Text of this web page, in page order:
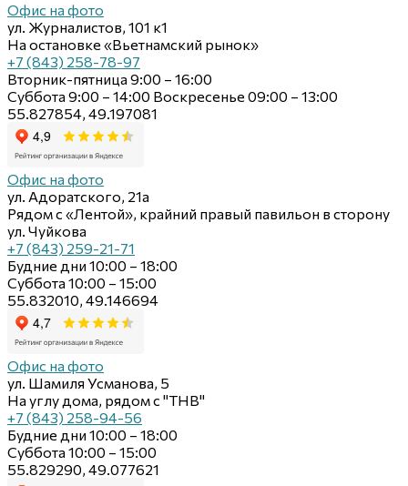
Офис на фото
ул. Журналистов, 101 к1
На остановке «Вьетнамский рынок»
+7 (843) 258-78-97
Вторник-пятница 9:00 – 16:00
Суббота 9:00 – 14:00 Воскресенье 09:00 – 13:00
55.827854, 49.197081
Офис на фото
ул. Адоратского, 21а
Рядом с «Лентой», крайний правый павильон в сторону
ул. Чуйкова
+7 (843) 259-21-71
Будние дни 10:00 – 18:00
Суббота 10:00 – 15:00
55.832010, 49.146694
Офис на фото
ул. Шамиля Усманова, 5
На углу дома, рядом с "ТНВ"
+7 (843) 258-94-56
Будние дни 10:00 – 18:00
Суббота 10:00 – 15:00
55.829290, 49.077621